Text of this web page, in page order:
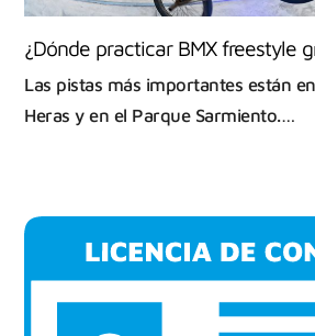
¿Dónde practicar BMX freestyle
Las pistas más importantes están
Heras y en el Parque Sarmiento.…